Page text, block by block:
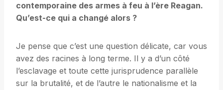
contemporaine des armes à feu à l’ère Reagan.
Qu’est-ce qui a changé alors ?
Je pense que c’est une question délicate, car vous
avez des racines à long terme. Il y a d’un côté
l’esclavage et toute cette jurisprudence parallèle
sur la brutalité, et de l’autre le nationalisme et la